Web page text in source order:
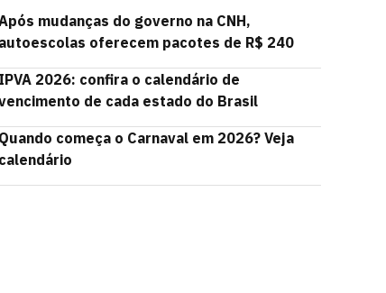
mudanças do governo na CNH,
autoescolas oferecem pacotes de R$ 240
IPVA 2026: confira o calendário de
de cada estado do Brasil
Quando começa o Carnaval em 2026? Veja
calendário